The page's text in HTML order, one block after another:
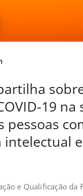
19 na
pessoas
intelectual
e Qualificação da